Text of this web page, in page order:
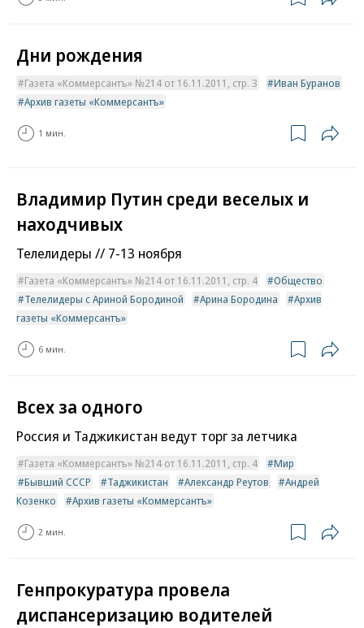
Дни рождения
Газета «Коммерсантъ» №214 от 16.11.2011, стр. 3
Иван Буранов
Архив газеты «Коммерсантъ»
1 мин.
Владимир Путин среди веселых и
находчивых
Телелидеры // 7-13 ноября
Газета «Коммерсантъ» №214 от 16.11.2011, стр. 4
Общество
Телелидеры с Ариной Бородиной
Арина Бородина
Архив
газеты «Коммерсантъ»
6 мин.
Всех за одного
Россия и Таджикистан ведут торг за летчика
Газета «Коммерсантъ» №214 от 16.11.2011, стр. 4
Мир
Бывший СССР
Таджикистан Александр Реутов
Андрей
Козенко
Архив газеты «Коммерсантъ»
2 мин.
Генпрокуратура провела
диспансеризацию водителей